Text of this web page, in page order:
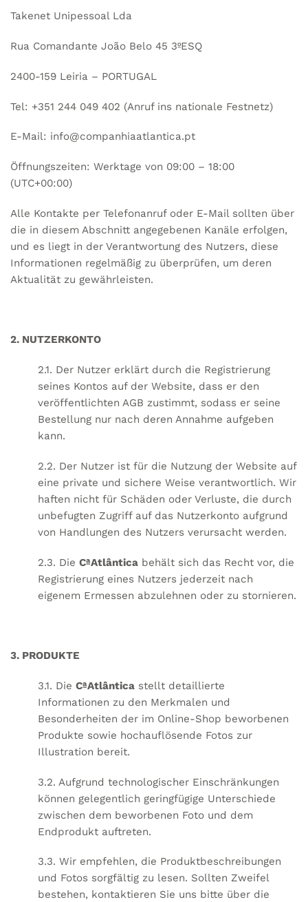
Takenet Unipessoal Lda
Rua Comandante João Belo 45 3ºESQ
2400-159 Leiria – PORTUGAL
Tel: +351 244 049 402 (Anruf ins nationale Festnetz)
E-Mail: info@companhiaatlantica.pt
Öffnungszeiten: Werktage von 09:00 – 18:00
(UTC+00:00)
Alle Kontakte per Telefonanruf oder E-Mail sollten über
die in diesem Abschnitt angegebenen Kanäle erfolgen,
und es liegt in der Verantwortung des Nutzers, diese
Informationen regelmäßig zu überprüfen, um deren
Aktualität zu gewährleisten.
2. NUTZERKONTO
2.1. Der Nutzer erklärt durch die Registrierung
seines Kontos auf der Website, dass er den
veröffentlichten AGB zustimmt, sodass er seine
Bestellung nur nach deren Annahme aufgeben
kann.
2.2. Der Nutzer ist für die Nutzung der Website auf
eine private und sichere Weise verantwortlich. Wir
haften nicht für Schäden oder Verluste, die durch
unbefugten Zugriff auf das Nutzerkonto aufgrund
von Handlungen des Nutzers verursacht werden.
2.3. Die CªAtlântica behält sich das Recht vor, die
Registrierung eines Nutzers jederzeit nach
eigenem Ermessen abzulehnen oder zu stornieren.
3. PRODUKTE
3.1. Die CªAtlântica stellt detaillierte
Informationen zu den Merkmalen und
Besonderheiten der im Online-Shop beworbenen
Produkte sowie hochauflösende Fotos zur
Illustration bereit.
3.2. Aufgrund technologischer Einschränkungen
können gelegentlich geringfügige Unterschiede
zwischen dem beworbenen Foto und dem
Endprodukt auftreten.
3.3. Wir empfehlen, die Produktbeschreibungen
und Fotos sorgfältig zu lesen. Sollten Zweifel
bestehen, kontaktieren Sie uns bitte über die